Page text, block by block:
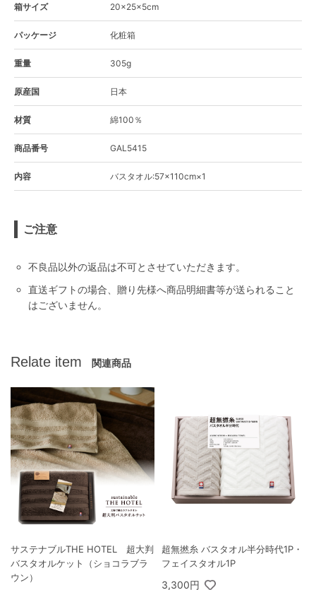
箱サイズ 20×25×5cm
パッケージ 化粧箱
重量 305g
原産国 日本
材質 綿100％
商品番号 GAL5415
内容 バスタオル:57×110cm×1
ご注意
不良品以外の返品は不可とさせていただきます。
直送ギフトの場合、贈り先様へ商品明細書等が送られること
はございません。
Relate item 関連商品
サステナブルTHE HOTEL 超大判
バスタオルケット（ショコラブラ
ウン）
超無撚糸 バスタオル半分時代1P・
フェイスタオル1P
3,300円